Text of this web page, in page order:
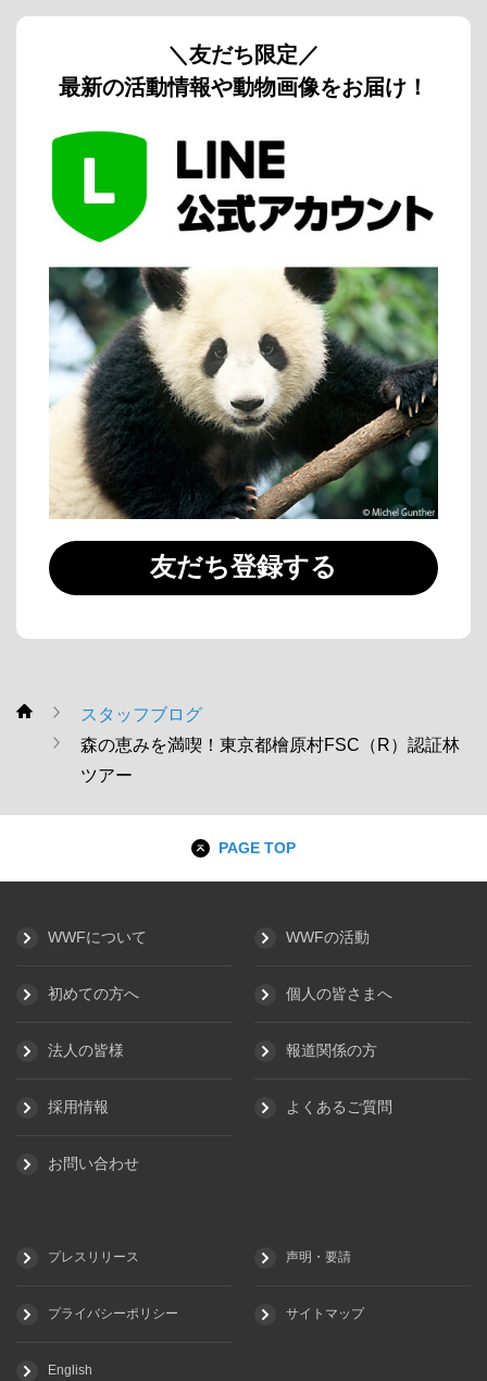
＼友だち限定／
最新の活動情報や動物画像をお届け！
友だち登録する
WWF
スタッフブログ
森の恵みを満喫！東京都檜原村FSC（R）認証林
ツアー
PAGE TOP
WWFについて WWFの活動
初めての方へ 個人の皆さまへ
法人の皆様 報道関係の方
採用情報 よくあるご質問
お問い合わせ
プレスリリース 声明・要請
プライバシーポリシー サイトマップ
English